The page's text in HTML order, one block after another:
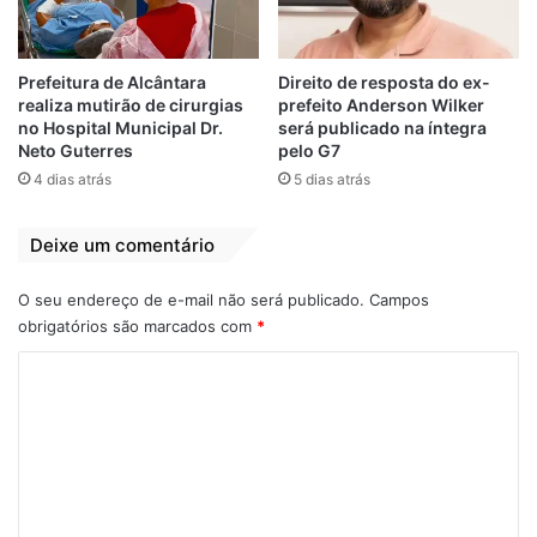
Zeca Cavalcante, destacou os avanços que
o povoado Cujupe tem recebido na gestão
do prefeito Anderson Wilker. “Temos
estrada boa, posto de saúde reformado e
agora o bueiro sobre o Igarapé do Guariba
agradece ao prefeito e aos secretários
na rede social.
Prefeitura de Alcântara
realiza mutirão de cirurgias
no Hospital Municipal Dr.
Neto Guterres
4 dias atrás
Direito de resposta do ex-
prefeito Anderson Wilker
será publicado na íntegra
pelo G7
5 dias atrás
Deixe um comentário
O seu endereço de e-mail não será publicado. Campos
obrigatórios são marcados com *